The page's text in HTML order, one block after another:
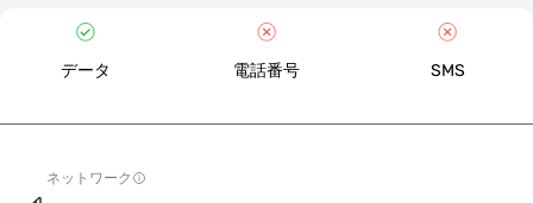
データ 電話番号 SMS
ネットワーク